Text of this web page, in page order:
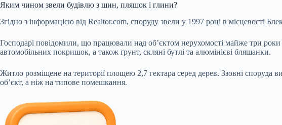
Яким чином звели будівлю з шин, пляшок і глини?
Згідно з інформацією від Realtor.com, споруду звели у 1997 році в місцевості
Господарі повідомили, що працювали над об’єктом нерухомості майже три
автомобільних покришок, а також ґрунт, скляні бутлі та алюмінієві бляшанки.
Житло розміщене на території площею 2,7 гектара серед дерев. Ззовні
об’єкт, а ніж на типове помешкання.